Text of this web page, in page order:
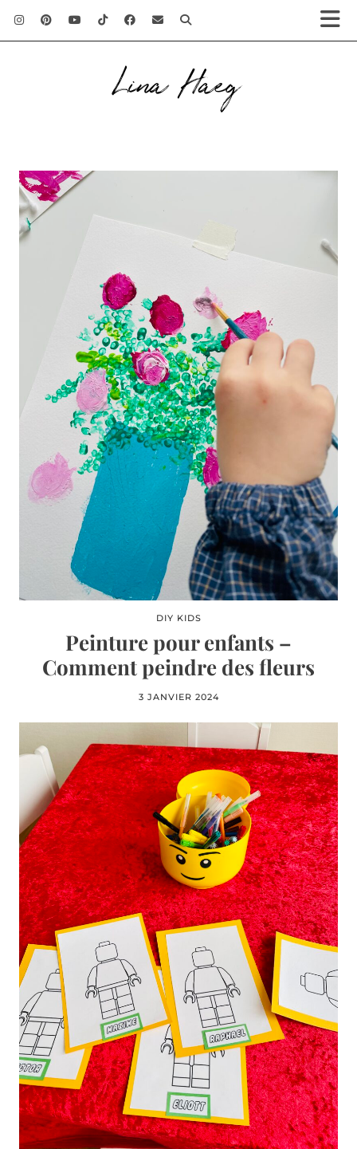
Lina Haeg
DIY KIDS
Peinture pour enfants –
Comment peindre des fleurs
3 JANVIER 2024